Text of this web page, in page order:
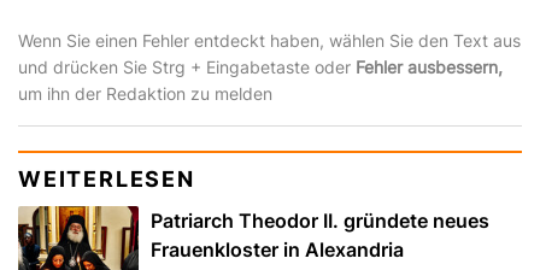
Wenn Sie einen Fehler entdeckt haben, wählen Sie den Text aus
und drücken Sie Strg + Eingabetaste oder Fehler ausbessern,
um ihn der Redaktion zu melden
WEITERLESEN
Patriarch Theodor II. gründete neues
Frauenkloster in Alexandria